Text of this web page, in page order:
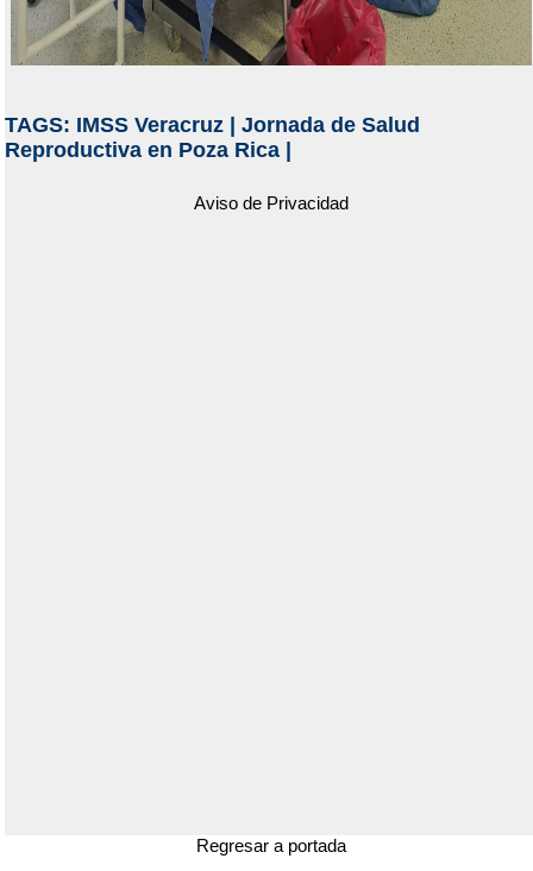
TAGS: IMSS Veracruz| Jornada de Salud
Reproductiva en Poza Rica|
Aviso de Privacidad
Regresar a portada